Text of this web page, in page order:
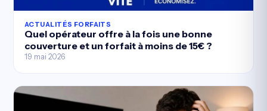
ACTUALITÉS FORFAITS
Quel opérateur offre à la fois une bonne
couverture et un forfait à moins de 15€ ?
19 mai 2026